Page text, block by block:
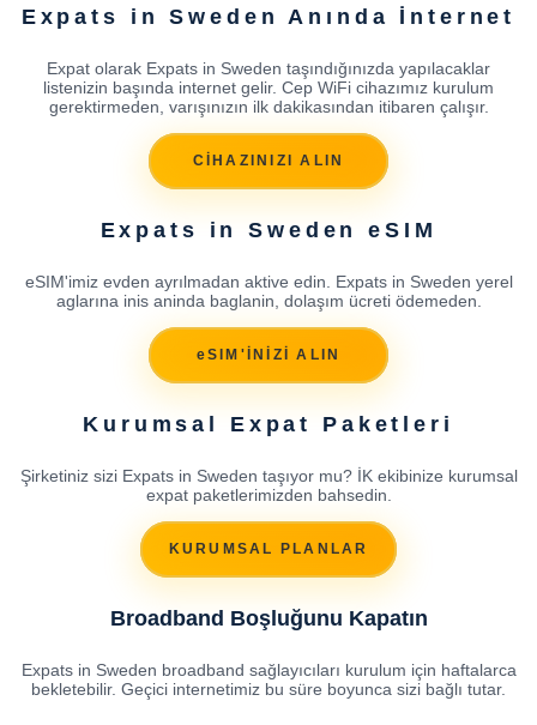
Expats in Sweden Anında İnternet
Expat olarak Expats in Sweden taşındığınızda yapılacaklar
listenizin başında internet gelir. Cep WiFi cihazımız kurulum
gerektirmeden, varışınızın ilk dakikasından itibaren çalışır.
CİHAZINIZI ALIN
Expats in Sweden eSIM
eSIM'imiz evden ayrılmadan aktive edin. Expats in Sweden yerel
aglarına inis aninda baglanin, dolaşım ücreti ödemeden.
eSIM'İNİZİ ALIN
Kurumsal Expat Paketleri
Şirketiniz sizi Expats in Sweden taşıyor mu? İK ekibinize kurumsal
expat paketlerimizden bahsedin.
KURUMSAL PLANLAR
Broadband Boşluğunu Kapatın
Expats in Sweden broadband sağlayıcıları kurulum için haftalarca
bekletebilir. Geçici internetimiz bu süre boyunca sizi bağlı tutar.